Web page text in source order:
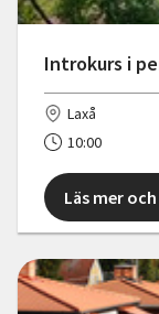
Introkurs i
Laxå
10:00
Läs mer